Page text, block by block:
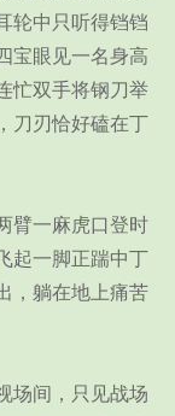
轮中只听得铛铛
宝眼见一名身高
忙双手将钢刀举
刀刃恰好磕在丁
一麻虎口登时
起一脚正踹中丁
，躺在地上痛苦
间，只见战场